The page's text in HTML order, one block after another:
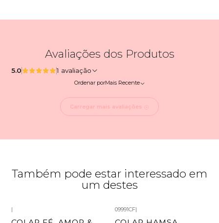
Avaliações dos Produtos
5.0 1 avaliação
Ordenar porMais Recente
Carregar mais avaliações
Também pode estar interessado em
um destes
| 09991CF|